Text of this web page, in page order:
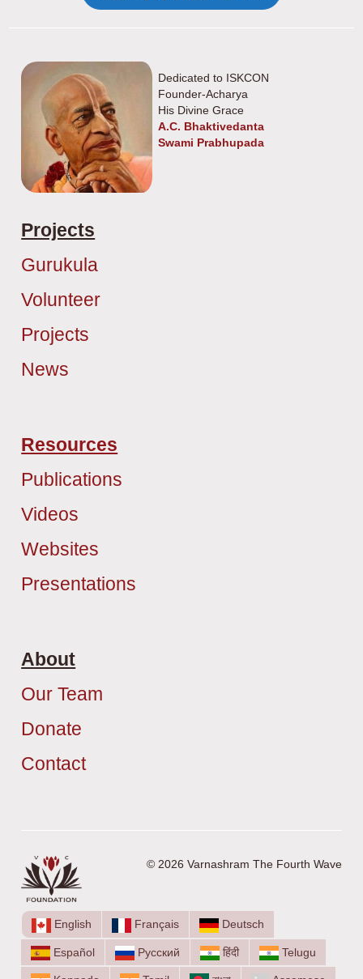
Dedicated to ISKCON
Founder-Acharya
His Divine Grace
A.C. Bhaktivedanta
Swami Prabhupada
Projects
Gurukula
Volunteer
Projects
News
Resources
Publications
Videos
Websites
Presentations
About
Our Team
Donate
Contact
© 2026 Varnashram The Fourth Wave
English Français Deutsch
Español Русский हिंदी Telugu